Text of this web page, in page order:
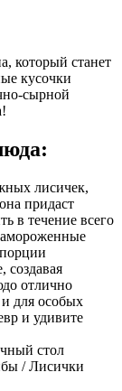
который станет
кусочки
сырной
лисичек,
придаст
в течение всего
создавая
отлично
для особых
и удивите
стол
/ Лисички